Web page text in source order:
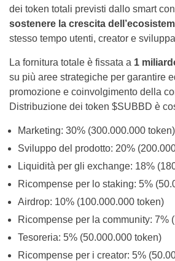
dei token totali previsti dallo smart
sostenere la crescita
stesso tempo utenti, creator e
La fornitura totale è fissata a 1
su più aree strategiche per garantire
promozione e coinvolgimento della
Distribuzione dei token $SUBBD è
Marketing: 30% (300.000.000 token)
Sviluppo del prodotto: 20%
Liquidità per gli exchange: 18%
Ricompense per lo staking: 5%
Airdrop: 10% (100.000.000 token)
Ricompense per la community: 7%
Tesoreria: 5% (50.000.000 token)
Ricompense per i creator: 5%